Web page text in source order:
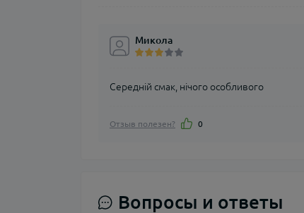
Микола
Середній смак, нічого особливого
Отзыв полезен? 0
Вопросы и ответы